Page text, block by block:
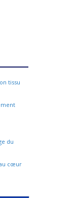
tissu
du
cœur